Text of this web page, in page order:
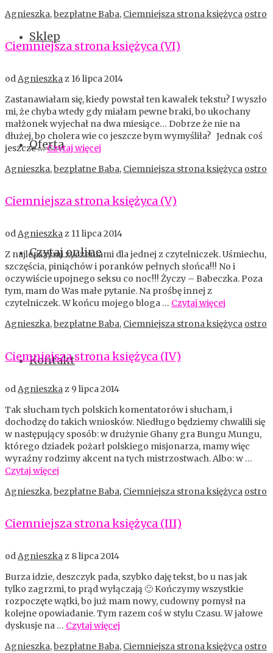
Sklep
Oferta
Czytaj online
Kontakt
Agnieszka,bezpłatne Baba, Ciemniejsza strona księżyca ostro
Ciemniejsza strona księżyca (VI)
odAgnieszkaz 16 lipca 2014
Zastanawiałam się, kiedy powstał ten kawałek tekstu? I wyszło
mi, że chyba wtedy gdy miałam pewne braki, bo ukochany
małżonek wyjechał na dwa miesiące… Dobrze że nie na
dłużej, bo cholera wie co jeszcze bym wymyśliła? Jednak coś
jeszcze …Czytaj więcej
Agnieszka,bezpłatne Baba, Ciemniejsza strona księżyca ostro
Ciemniejsza strona księżyca (V)
odAgnieszkaz 11 lipca 2014
Z najlepszymi życzeniami dla jednej z czytelniczek. Uśmiechu,
szczęścia, piniąchów i poranków pełnych słońca!!! No i
oczywiście upojnego seksu co noc!!! Życzy – Babeczka. Poza
tym, mam do Was małe pytanie. Na prośbę innej z
czytelniczek. W końcu mojego bloga … Czytaj więcej
Agnieszka,bezpłatne Baba, Ciemniejsza strona księżyca ostro
Ciemniejsza strona księżyca (IV)
od Agnieszka z 9 lipca 2014
Tak słucham tych polskich komentatorów i słucham, i
dochodzę do takich wniosków. Niedługo będziemy chwalili się
w następujący sposób: w drużynie Ghany gra Bungu Mungu,
którego dziadek pożarł polskiego misjonarza, mamy więc
wyraźny rodzimy akcent na tych mistrzostwach. Albo: w …
Czytaj więcej
Agnieszka,bezpłatne Baba, Ciemniejsza strona księżyca ostro
Ciemniejsza strona księżyca (III)
odAgnieszkaz 8 lipca 2014
Burza idzie, deszczyk pada, szybko daję tekst, bo u nas jak
tylko zagrzmi, to prąd wyłączają 🙂 Kończymy wszystkie
rozpoczęte wątki, bo już mam nowy, cudowny pomysł na
kolejne opowiadanie. Tym razem coś w stylu Czasu. W jałowe
dyskusje na … Czytaj więcej
Agnieszka,bezpłatne Baba, Ciemniejsza strona księżyca ostro